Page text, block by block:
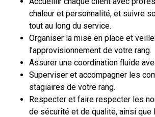
chaleur et personnalité, et suivre
tout au long du service.
Organiser la mise en place et
l’approvisionnement de votre rang.
Assurer une coordination fluide
Superviser et accompagner les
stagiaires de votre rang.
Respecter et faire respecter les
de sécurité et de qualité, ainsi que